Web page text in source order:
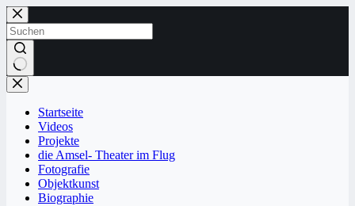
Zum
Inhalt
springen
Keine
Ergebnisse
Startseite
Videos
Projekte
die Amsel- Theater im Flug
Fotografie
Objektkunst
Biographie